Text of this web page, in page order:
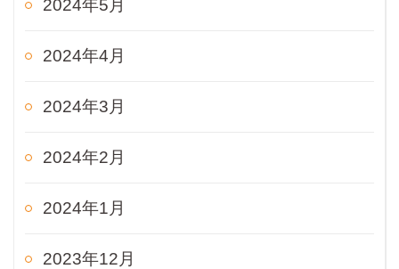
2024年5月
2024年4月
2024年3月
2024年2月
2024年1月
2023年12月